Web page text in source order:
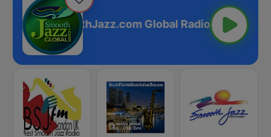
SmoothJazz.com Global Radio